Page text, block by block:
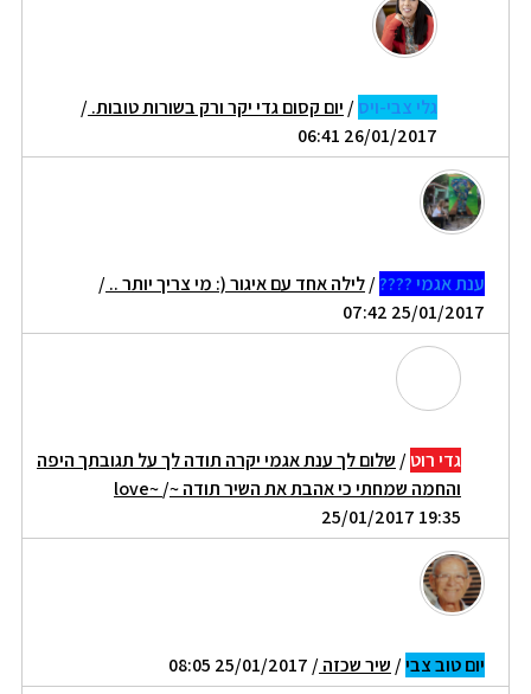
גלי צבי-ויס/ יום קסום גדי יקר ורק בשורות טובות./
26/01/2017 06:41
ענת אגמי ????/לילה אחד עם איגור (: מי צריך יותר ../
25/01/2017 07:42
גדי רוט/ שלום לך ענת אגמי יקרה תודה לך על תגובתך היפה
והחמה שמחתי כי אהבת את השיר תודה ~love~/
25/01/2017 19:35
יום טוב צבי/ שיר שכזה/ 25/01/2017 08:05